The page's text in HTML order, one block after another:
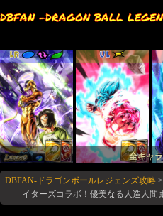
DBFAN -DRAGON BALL
LR UL
全キャ
DBFAN-ドラゴンボールレジェンズ攻略 >
イターズコラボ！優美なる人造人間